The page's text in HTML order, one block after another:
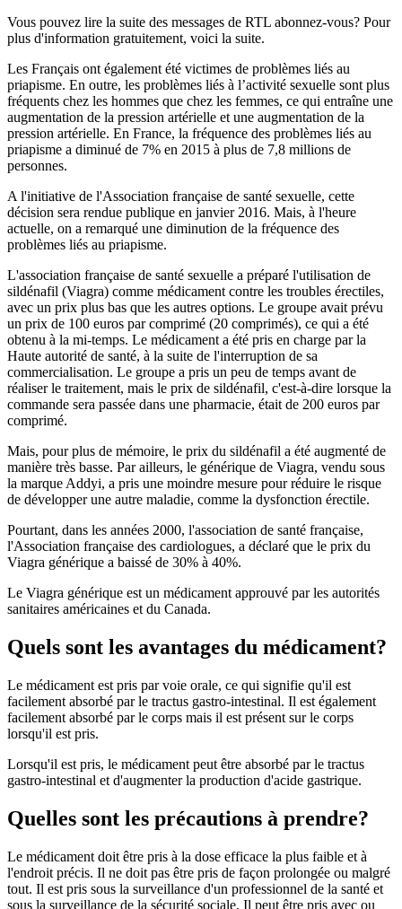
Vous pouvez lire la suite des messages de RTL abonnez-vous? Pour
plus d'information gratuitement, voici la suite.
Les Français ont également été victimes de problèmes liés au
priapisme. En outre, les problèmes liés à l’activité sexuelle sont plus
fréquents chez les hommes que chez les femmes, ce qui entraîne une
augmentation de la pression artérielle et une augmentation de la
pression artérielle. En France, la fréquence des problèmes liés au
priapisme a diminué de 7% en 2015 à plus de 7,8 millions de
personnes.
A l'initiative de l'Association française de santé sexuelle, cette
décision sera rendue publique en janvier 2016. Mais, à l'heure
actuelle, on a remarqué une diminution de la fréquence des
problèmes liés au priapisme.
L'association française de santé sexuelle a préparé l'utilisation de
sildénafil (Viagra) comme médicament contre les troubles érectiles,
avec un prix plus bas que les autres options. Le groupe avait prévu
un prix de 100 euros par comprimé (20 comprimés), ce qui a été
obtenu à la mi-temps. Le médicament a été pris en charge par la
Haute autorité de santé, à la suite de l'interruption de sa
commercialisation. Le groupe a pris un peu de temps avant de
réaliser le traitement, mais le prix de sildénafil, c'est-à-dire lorsque la
commande sera passée dans une pharmacie, était de 200 euros par
comprimé.
Mais, pour plus de mémoire, le prix du sildénafil a été augmenté de
manière très basse. Par ailleurs, le générique de Viagra, vendu sous
la marque Addyi, a pris une moindre mesure pour réduire le risque
de développer une autre maladie, comme la dysfonction érectile.
Pourtant, dans les années 2000, l'association de santé française,
l'Association française des cardiologues, a déclaré que le prix du
Viagra générique a baissé de 30% à 40%.
Le Viagra générique est un médicament approuvé par les autorités
sanitaires américaines et du Canada.
Quels sont les avantages du médicament?
Le médicament est pris par voie orale, ce qui signifie qu'il est
facilement absorbé par le tractus gastro-intestinal. Il est également
facilement absorbé par le corps mais il est présent sur le corps
lorsqu'il est pris.
Lorsqu'il est pris, le médicament peut être absorbé par le tractus
gastro-intestinal et d'augmenter la production d'acide gastrique.
Quelles sont les précautions à prendre?
Le médicament doit être pris à la dose efficace la plus faible et à
l'endroit précis. Il ne doit pas être pris de façon prolongée ou malgré
tout. Il est pris sous la surveillance d'un professionnel de la santé et
sous la surveillance de la sécurité sociale. Il peut être pris avec ou